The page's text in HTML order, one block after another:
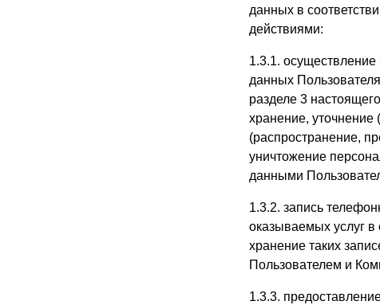
данных в
действиями:
1.3.1.
данных
разделе 3
хранение, уточнение
(распространение,
уничтожение
данными
1.3.2. запись
оказываемых услуг
хранение таких
Пользователем и
1.3.3.